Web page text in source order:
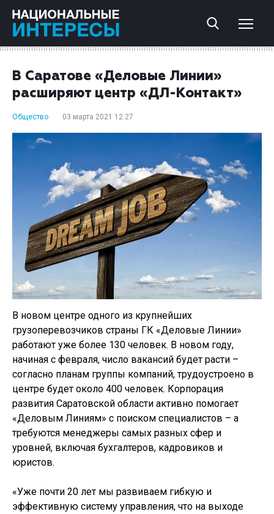
В Саратове «Деловые Линии»
расширяют центр «ДЛ-Контакт»
Общество 03 марта 2021 12:27
В новом центре одного из крупнейших
грузоперевозчиков страны ГК «Деловые Линии»
работают уже более 130 человек. В новом году,
начиная с февраля, число вакансий будет расти –
согласно планам группы компаний, трудоустроено в
центре будет около 400 человек. Корпорация
развития Саратовской области активно помогает
«Деловым Линиям» с поиском специалистов – а
требуются менеджеры самых разных сфер и
уровней, включая бухгалтеров, кадровиков и
юристов.
«Уже почти 20 лет мы развиваем гибкую и
эффективную систему управления, что на выходе